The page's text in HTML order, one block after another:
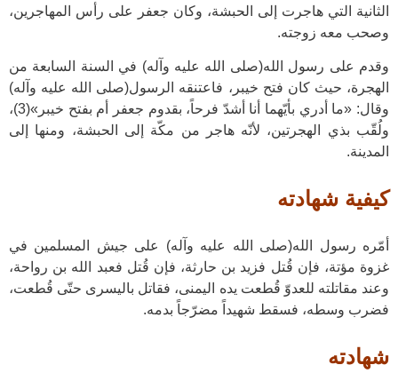
الثانية التي هاجرت إلى الحبشة، وكان جعفر على رأس المهاجرين،
وصحب معه زوجته.
وقدم على رسول الله(صلى الله عليه وآله) في السنة السابعة من
الهجرة، حيث كان فتح خيبر، فاعتنقه الرسول(صلى الله عليه وآله)
وقال: «ما أدري بأيّهما أنا أشدّ فرحاً، بقدوم جعفر أم بفتح خيبر»(3)،
ولُقّب بذي الهجرتين، لأنّه هاجر من مكّة إلى الحبشة، ومنها إلى
المدينة.
كيفية شهادته
أمّره رسول الله(صلى الله عليه وآله) على جيش المسلمين في
غزوة مؤتة، فإن قُتل فزيد بن حارثة، فإن قُتل فعبد الله بن رواحة،
وعند مقاتلته للعدوّ قُطعت يده اليمنى، فقاتل باليسرى حتّى قُطعت،
فضرب وسطه، فسقط شهيداً مضرّجاً بدمه.
شهادته